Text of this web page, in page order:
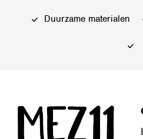
worden Duurzame materialen